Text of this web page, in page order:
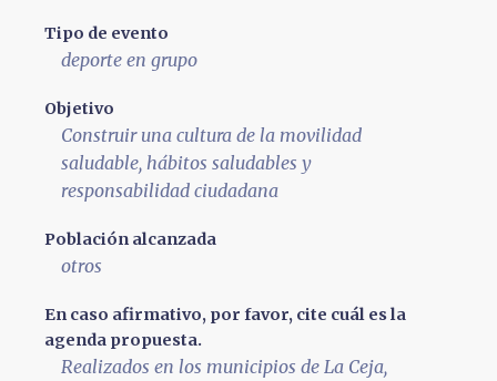
Tipo de evento
deporte en grupo
Objetivo
Construir una cultura de la movilidad
saludable, hábitos saludables y
responsabilidad ciudadana
Población alcanzada
otros
En caso afirmativo, por favor, cite cuál es la
agenda propuesta.
Realizados en los municipios de La Ceja,